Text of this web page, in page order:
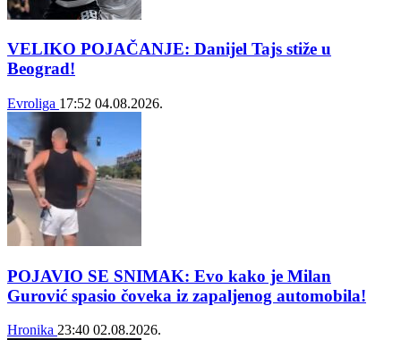
VELIKO POJAČANJE: Danijel Tajs stiže u
Beograd!
Evroliga 17:52 04.08.2026.
POJAVIO SE SNIMAK: Evo kako je Milan
Gurović spasio čoveka iz zapaljenog automobila!
Hronika 23:40 02.08.2026.